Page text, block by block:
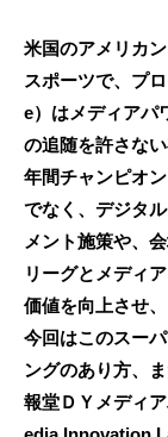
米国のアメリカ
スポーツで、プ
e）はメディアパ
の追随を許さな
年間チャンピオ
でなく、デジタ
メント施策や、
リーグとメディ
価値を向上させ
今回はこのスー
ングのあり方、
報堂ＤＹメディ